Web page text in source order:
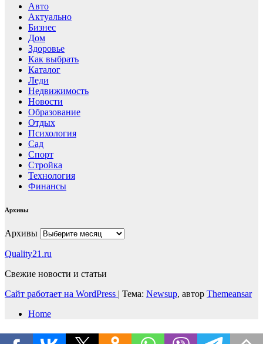
Авто
Актуально
Бизнес
Дом
Здоровье
Как выбрать
Каталог
Леди
Недвижимость
Новости
Образование
Отдых
Психология
Сад
Спорт
Стройка
Технология
Финансы
Архивы
Архивы
Quality21.ru
Свежие новости и статьи
Сайт работает на WordPress | Тема: Newsup, автор Themeansar
Home